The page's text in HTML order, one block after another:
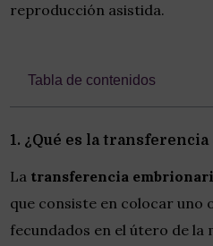
reproducción asistida.
Tabla de contenidos
1. ¿Qué es la
La transferencia
que consiste en colocar uno
fecundados en el útero de la